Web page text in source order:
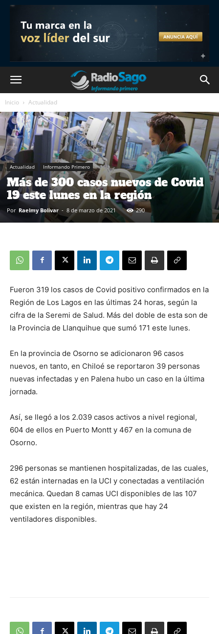
Inicio Actualidad
Actualidad Informando Primero
Más de 300 casos nuevos de Covid
19 este lunes en la región
Por Raelmy Bolivar - 8 de marzo de 2021 290
Fueron 319 los casos de Covid positivo confirmados en la
Región de Los Lagos en las últimas 24 horas, según la
cifra de la Seremi de Salud. Más del doble de esta son de
la Provincia de Llanquihue que sumó 171 este lunes.
En la provincia de Osorno se adicionaron 96 casos
nuevos, en tanto, en Chiloé se reportaron 39 personas
nuevas infectadas y en Palena hubo un caso en la última
jornada.
Así, se llegó a los 2.039 casos activos a nivel regional,
604 de ellos en Puerto Montt y 467 en la comuna de
Osorno.
296 personas se mantienen hospitalizadas, de las cuales,
62 están internadas en la UCI y conectadas a ventilación
mecánica. Quedan 8 camas UCI disponibles de las 107
que existen en la región, mientras que hay 24
ventiladores disponibles.